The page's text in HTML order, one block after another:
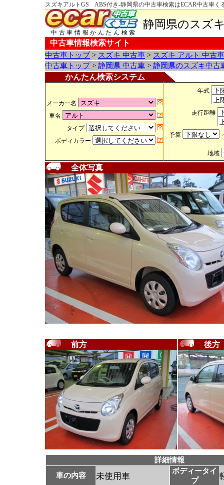
スズキアルトGS ABS付き-静岡県の中古車検索はECAR中古車く
中古車情報かんたん検索
静岡県のスズ
中古車情報検索サイト
中古車トップ> スズキ 中古車 > スズキ アルト 中古
中古車トップ> 静岡県 中古車 > 静岡県のスズキ中古
かんたん検索システム
メーカー名
車名
タイプ
ボディカラー
年式
走行距離
予算
地域
全体写真
前方 後方
詳細情報
車の内容
未使用車
ボディータイ
プ